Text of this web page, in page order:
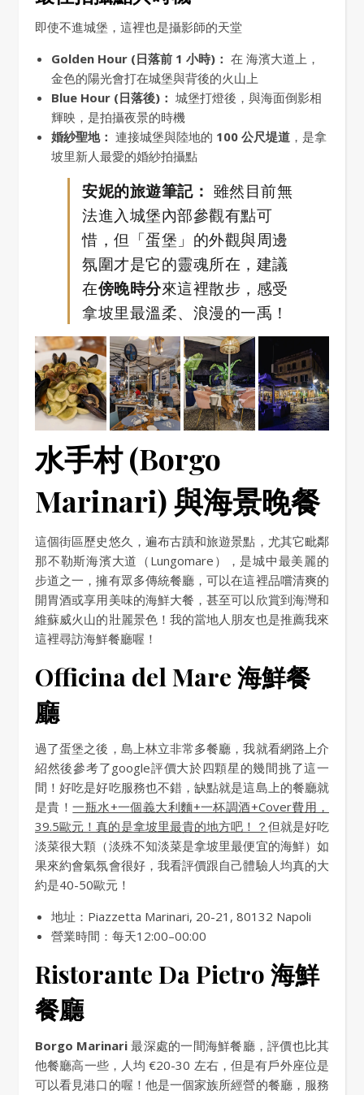
即使不進城堡，這裡也是攝影師的天堂
Golden Hour (日落前 1 小時)： 在 海濱大道上，
金色的陽光會打在城堡與背後的火山上
Blue Hour (日落後)： 城堡打燈後，與海面倒影相
輝映，是拍攝夜景的時機
婚紗聖地： 連接城堡與陸地的 100 公尺堤道 ，是拿
坡里新人最愛的婚紗拍攝點
安妮的旅遊筆記： 雖然目前無
法進入城堡內部參觀有點可
惜，但「蛋堡」的外觀與周邊
氛圍才是它的靈魂所在，建議
在傍晚時分來這裡散步，感受
拿坡里最溫柔、浪漫的一禹！
水手村 (Borgo
Marinari) 與海景晚餐
這個街區歷史悠久，遍布古蹟和旅遊景點，尤其它毗鄰
那不勒斯海濱大道（Lungomare），是城中最美麗的
步道之一，擁有眾多傳統餐廳，可以在這裡品嚐清爽的
開胃酒或享用美味的海鮮大餐，甚至可以欣賞到海灣和
維蘇威火山的壯麗景色！我的當地人朋友也是推薦我來
這裡尋訪海鮮餐廳喔！
Officina del Mare 海鮮餐
廳
過了蛋堡之後，島上林立非常多餐廳，我就看網路上介
紹然後參考了google評價大於四顆星的幾間挑了這一
間！好吃是好吃服務也不錯，缺點就是這島上的餐廳就
是貴！一瓶水+一個義大利麵+一杯調酒+Cover費用，
39.5歐元！真的是拿坡里最貴的地方吧！？ 但就是好吃
淡菜很大顆（淡殊不知淡菜是拿坡里最便宜的海鮮）如
果來約會氣氛會很好，我看評價跟自己體驗人均真的大
約是40-50歐元！
地址：Piazzetta Marinari, 20-21, 80132 Napoli
營業時間：每天12:00–00:00
Ristorante Da Pietro 海鮮
餐廳
Borgo Marinari 最深處的一間海鮮餐廳，評價也比其
他餐廳高一些，人均 €20-30 左右，但是有戶外座位是
可以看見港口的喔！他是一個家族所經營的餐廳，服務